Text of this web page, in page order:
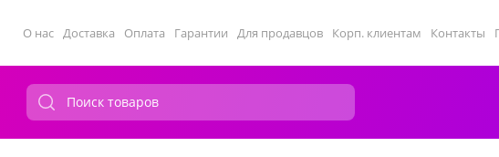
О нас Доставка Оплата Гарантии Для продавцов Корп. клиентам Контакты